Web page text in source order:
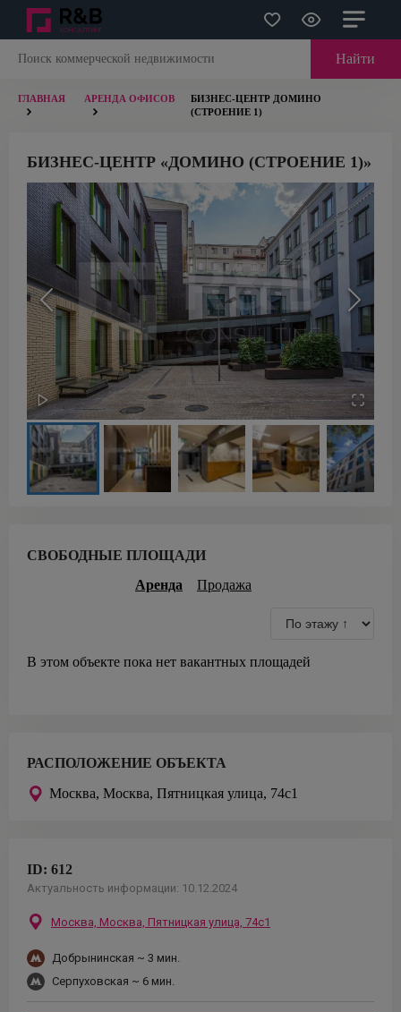
Найти
ГЛАВНАЯ АРЕНДА ОФИСОВ
БИЗНЕС-ЦЕНТР ДОМИНО
(СТРОЕНИЕ 1)
БИЗНЕС-ЦЕНТР «ДОМИНО (СТРОЕНИЕ 1)»
СВОБОДНЫЕ ПЛОЩАДИ
Аренда
Продажа
В этом объекте пока нет вакантных площадей
РАСПОЛОЖЕНИЕ ОБЪЕКТА
Москва, Москва, Пятницкая улица, 74с1
ID: 612
Актуальность информации: 10.12.2024
Москва, Москва, Пятницкая улица, 74с1
Добрынинская ~ 3 мин.
Серпуховская ~ 6 мин.